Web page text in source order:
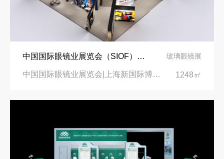
中国国际眼镜业展览会（SIOF）‌展台设计搭建-眼镜业巨头依视路陆逊梯卡 玻璃眼镜展
中国国际眼镜业展览会|上海新国际博览中心‌ 1248㎡